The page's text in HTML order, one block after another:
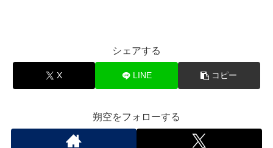
シェアする
X LINE コピー
朔空をフォローする